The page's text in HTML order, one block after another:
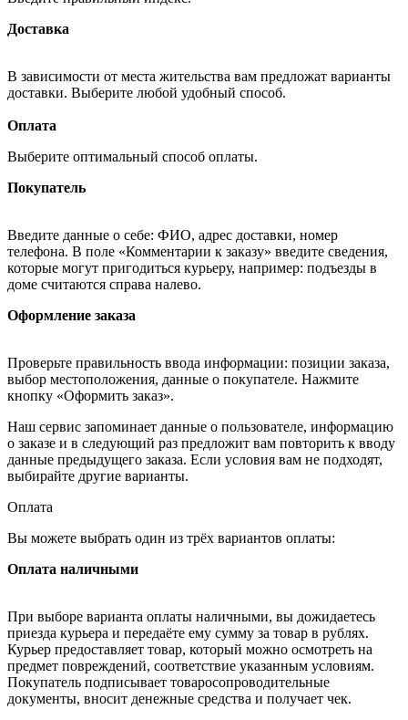
Доставка
В зависимости от места жительства вам предложат варианты
доставки. Выберите любой удобный способ.
Оплата
Выберите оптимальный способ оплаты.
Покупатель
Введите данные о себе: ФИО, адрес доставки, номер
телефона. В поле «Комментарии к заказу» введите сведения,
которые могут пригодиться курьеру, например: подъезды в
доме считаются справа налево.
Оформление заказа
Проверьте правильность ввода информации: позиции заказа,
выбор местоположения, данные о покупателе. Нажмите
кнопку «Оформить заказ».
Наш сервис запоминает данные о пользователе, информацию
о заказе и в следующий раз предложит вам повторить к вводу
данные предыдущего заказа. Если условия вам не подходят,
выбирайте другие варианты.
Оплата
Вы можете выбрать один из трёх вариантов оплаты:
Оплата наличными
При выборе варианта оплаты наличными, вы дожидаетесь
приезда курьера и передаёте ему сумму за товар в рублях.
Курьер предоставляет товар, который можно осмотреть на
предмет повреждений, соответствие указанным условиям.
Покупатель подписывает товаросопроводительные
документы, вносит денежные средства и получает чек.